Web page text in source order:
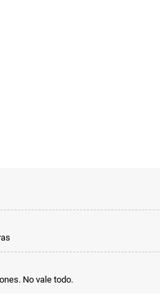
No vale todo.